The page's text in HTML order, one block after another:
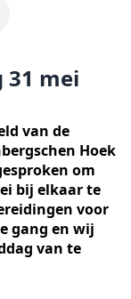
31 mei
van de
Hoek
om
bij elkaar te
voor
gang en wij
van te